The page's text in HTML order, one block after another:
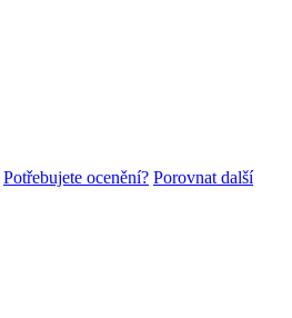
Potřebujete ocenění? Porovnat další